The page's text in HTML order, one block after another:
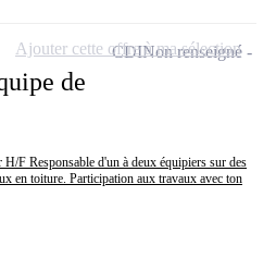
de
F Responsable d'un à deux équipiers sur des
en toiture. Participation aux travaux avec ton
CDINon renseigné
Ajouter cette offre à ma sélection